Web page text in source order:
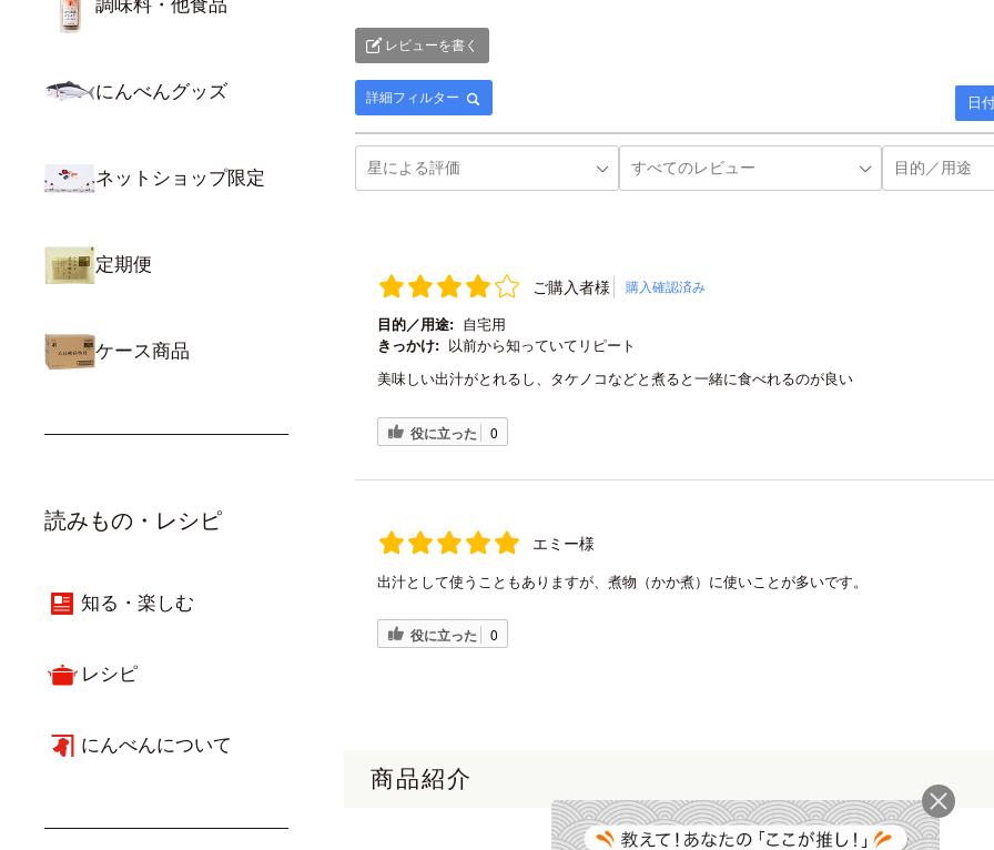
調味料・他食品
にんべんグッズ
ネットショップ限定
定期便
ケース商品
読みもの・レシピ
知る・楽しむ
レシピ
にんべんについて
レビューを書く
詳細フィルター 日
ご購入者様 購入確認済み
目的／用途:
自宅用
きっかけ:
以前から知っていてリピート
美味しい出汁がとれるし、タケノコなどと煮ると一緒に食べれるのが良い
役に立った 0
エミー様
出汁として使うこともありますが、煮物（かか煮）に使いことが多いです。
役に立った 0
商品紹介